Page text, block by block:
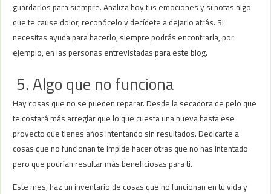
guardarlos para siempre. Analiza hoy tus emociones y si notas algo
que te cause dolor, reconócelo y decídete a dejarlo atrás. Si
necesitas ayuda para hacerlo, siempre podrás encontrarla, por
ejemplo, en las personas entrevistadas para este blog.
5. Algo que no funciona
Hay cosas que no se pueden reparar. Desde la secadora de pelo que
te costará más arreglar que lo que cuesta una nueva hasta ese
proyecto que tienes años intentando sin resultados. Dedicarte a
cosas que no funcionan te impide hacer otras que no has intentado
pero que podrían resultar más beneficiosas para ti.
Este mes, haz un inventario de cosas que no funcionan en tu vida y